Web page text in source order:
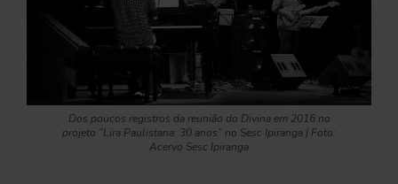
Dos poucos registros da reunião do Divina em 2016 no
projeto “Lira Paulistana: 30 anos” no Sesc Ipiranga | Foto:
Acervo Sesc Ipiranga